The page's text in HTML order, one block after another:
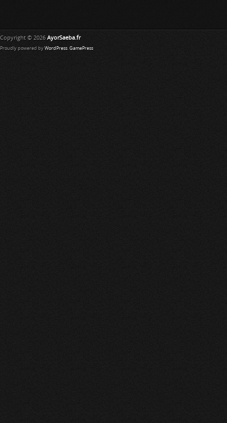
Copyright © 2026 AyorSaeba.fr
Proudly powered by WordPress. GamePress